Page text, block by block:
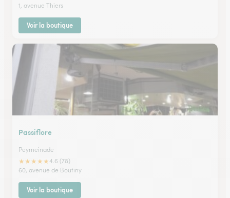
1, avenue Thiers
Voir la boutique
Passiflore
Peymeinade
★★★★★4.6 (78)
60, avenue de Boutiny
Voir la boutique